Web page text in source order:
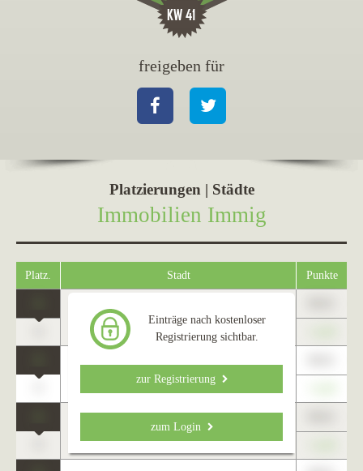
freigeben für
Platzierungen | Städte
Immobilien Immig
Platz. Stadt Punkte
Bad Sobernheim
Einträge nach kostenloser
Registrierung sichtbar.
zur Registrierung
zum Login
Bad Kreuznach
Simmern/Hunsrück